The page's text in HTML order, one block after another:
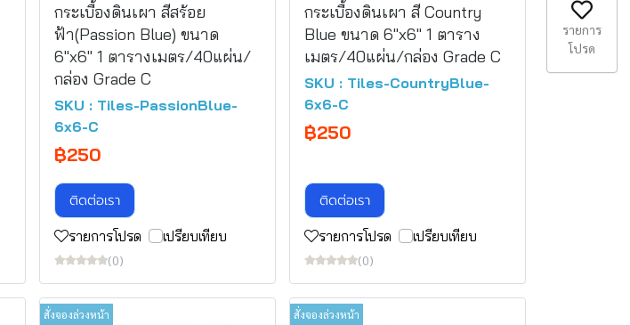
กระเบื้องดินเผา สีสร้อย
ฟ้า(Passion Blue) ขนาด
6"x6" 1 ตารางเมตร/40แผ่น/
กล่อง Grade C
SKU : Tiles-PassionBlue-
6x6-C
฿250
ติดต่อเรา
รายการโปรด เปรียบเทียบ
(0)
กระเบื้องดินเผา สี Country
Blue ขนาด 6"x6" 1 ตาราง
เมตร/40แผ่น/กล่อง Grade C
SKU : Tiles-CountryBlue-
6x6-C
฿250
ติดต่อเรา
รายการโปรด เปรียบเทียบ
(0)
สั่งจองล่วงหน้า สั่งจองล่วงหน้า
รายการ
โปรด